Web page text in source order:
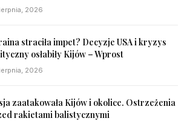
2026
straciła impet? Decyzje USA i kryzys
osłabiły Kijów – Wprost
2026
zaatakowała Kijów i okolice. Ostrzeżenia
rakietami balistycznymi